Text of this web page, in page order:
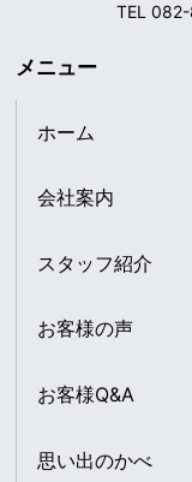
TEL
メニュー
ホーム
会社案内
スタッフ紹介
お客様の声
お客様Q&A
思い出のかべ